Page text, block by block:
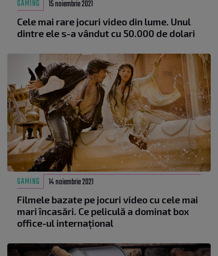
GAMING 15 noiembrie 2021
Cele mai rare jocuri video din lume. Unul
dintre ele s-a vândut cu 50.000 de dolari
GAMING 14 noiembrie 2021
Filmele bazate pe jocuri video cu cele mai
mari încasări. Ce peliculă a dominat box
office-ul internațional